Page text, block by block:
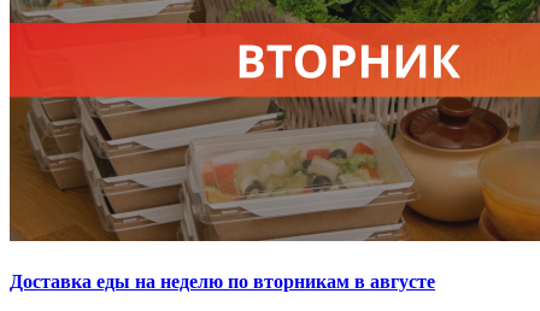
Доставка еды на неделю по вторникам в августе